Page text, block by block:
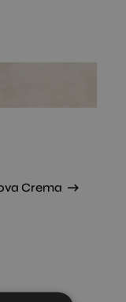
Crema